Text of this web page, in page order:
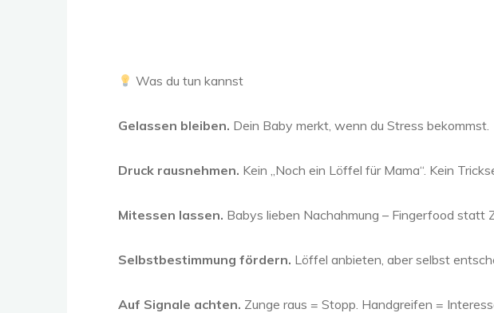
Was du tun kannst
Gelassen bleiben. Dein Baby merkt, wenn du Stress bekommst.
Druck rausnehmen. Kein „Noch ein Löffel für Mama“. Kein
Mitessen lassen. Babys lieben Nachahmung – Fingerfood statt
Selbstbestimmung fördern. Löffel anbieten, aber selbst
Auf Signale achten. Zunge raus = Stopp. Handgreifen =